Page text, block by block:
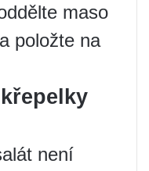
maso
položte na
není